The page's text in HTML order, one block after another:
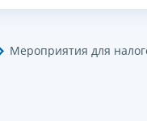
Мероприятия для